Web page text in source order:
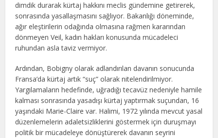
dimdik durarak kürtaj hakkını meclis gündemine getirerek,
sonrasında yasallaşmasını sağlıyor. Bakanlığı döneminde,
ağır eleştirilerin odağında olmasına rağmen kararından
dönmeyen Veil, kadın hakları konusunda mücadeleci
ruhundan asla taviz vermiyor.
Ardından, Bobigny olarak adlandırılan davanın sonucunda
Fransa’da kürtaj artık “suç” olarak nitelendirilmiyor.
Yargılamaların hedefinde, uğradığı tecavüz nedeniyle hamile
kalması sonrasında yasadışı kürtaj yaptırmak suçundan, 16
yaşındaki Marie-Claire var. Halimi, 1972 yılında mevcut yasal
düzenlemelerin adaletsizliklerini göstermek için duruşmayı
politik bir mücadeleye dönüştürerek davanın seyrini